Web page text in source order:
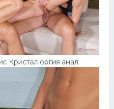
Кристал оргия анал